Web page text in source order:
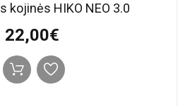
kojinės HIKO NEO 3.0
22,00€